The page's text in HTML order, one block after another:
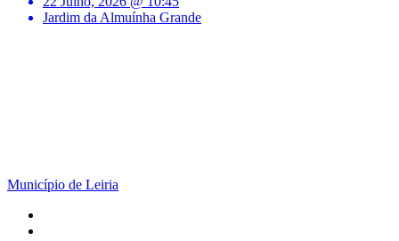
Jardim da Almuínha Grande
Município de Leiria